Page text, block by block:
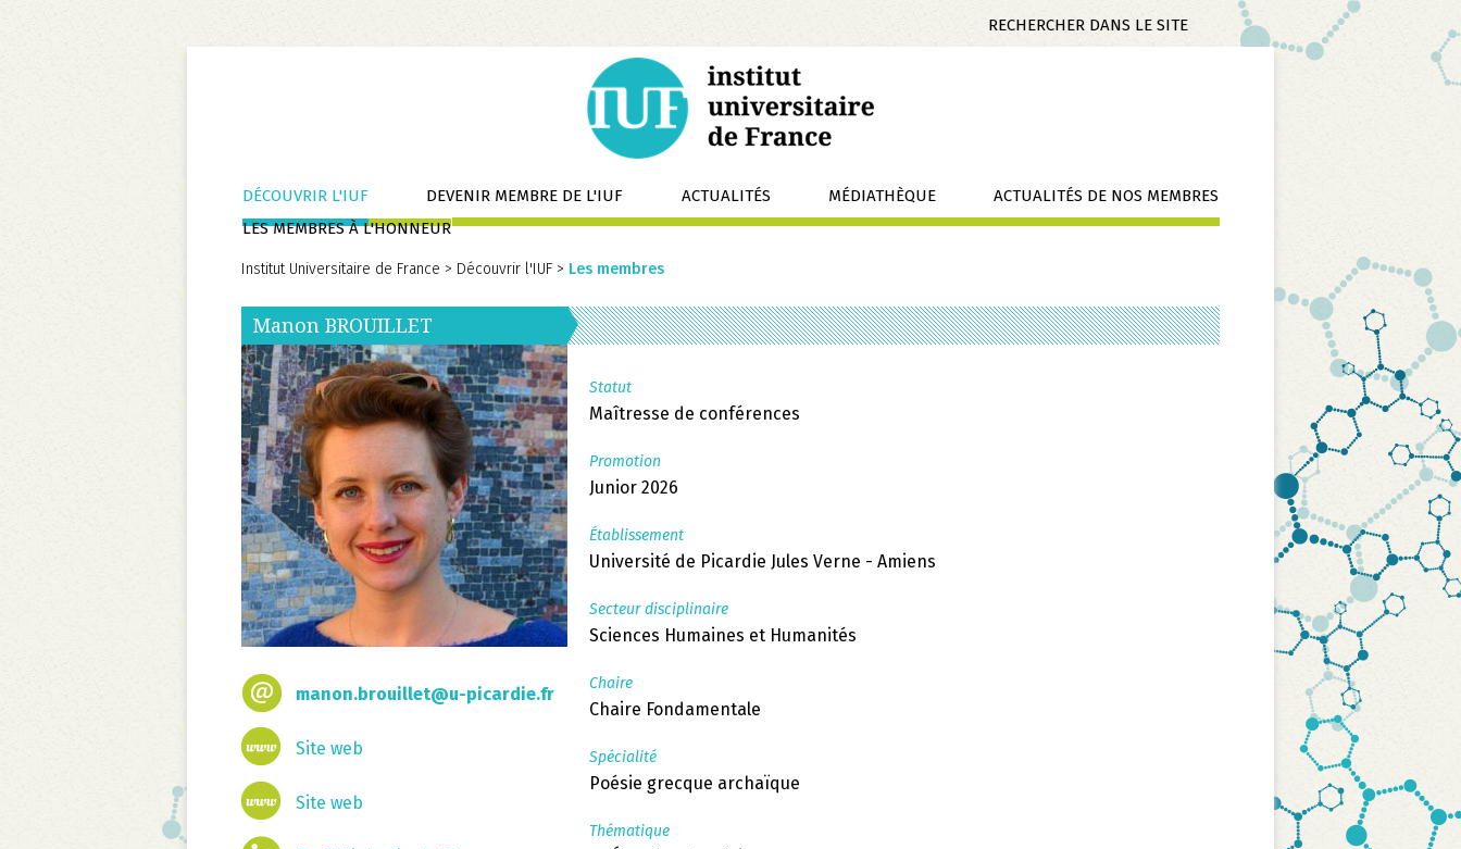
Mots-
Aller
au
contenu
DÉCOUVRIR L'IUF DEVENIR MEMBRE DE L'IUF ACTUALITÉS MÉDIATHÈQUE
ACTUALITÉS DE NOS MEMBRES
LES MEMBRES À L'HONNEUR
Institut Universitaire de France > Découvrir l'IUF > Les membres
Manon BROUILLET
manon.brouillet@u-picardie.fr
Site web
Site web
Statut
Maîtresse de conférences
Promotion
Junior 2026
Établissement
Université de Picardie Jules Verne - Amiens
Secteur disciplinaire
Sciences Humaines et Humanités
Chaire
Chaire Fondamentale
Spécialité
Poésie grecque archaïque
Thématique